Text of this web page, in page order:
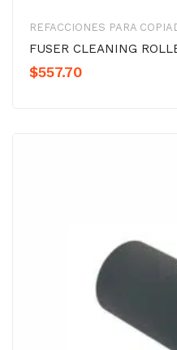
REFACCIONES PARA
FUSER CLEANING
$557.70